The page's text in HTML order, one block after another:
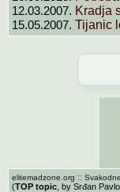
12.03.2007. Kradja
15.05.2007. Tijanic
elitemadzone.org ::
(TOP topic , by Srđan